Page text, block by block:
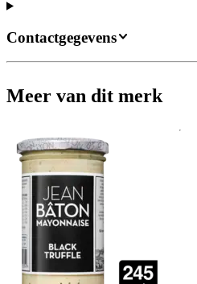
Contactgegevens
Meer van dit merk